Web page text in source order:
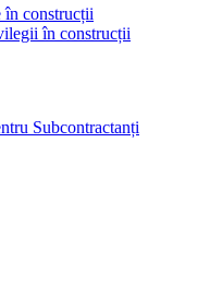
în construcții
în construcții
Subcontractanți